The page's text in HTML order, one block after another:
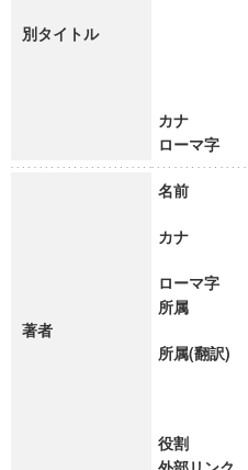
別タイトル
カナ
ローマ字
著者
名前
カナ
ローマ字
所属
所属(翻訳)
役割